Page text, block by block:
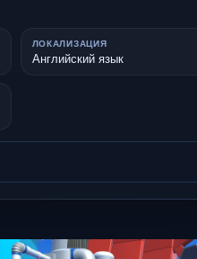
ЛОКАЛИЗАЦИЯ
Английский язык